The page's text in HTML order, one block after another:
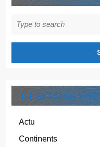
for:
ET SI VOUS
Actu
Continents